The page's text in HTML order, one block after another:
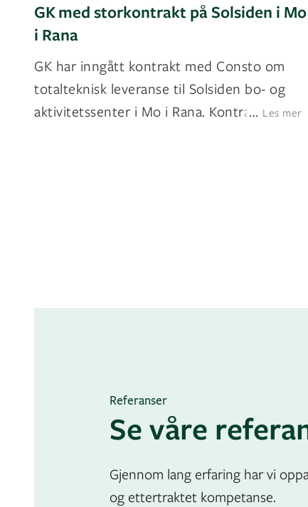
GK med storkontrakt på Solsiden i Mo
i Rana
GK har inngått kontrakt med Consto om
totalteknisk leveranse til Solsiden bo- og
aktivitetssenter i Mo i Rana. Kontrakten ha
... Les mer
Referanser
Se våre
Gjennom lang erfaring har vi
og ettertraktet kompetanse.